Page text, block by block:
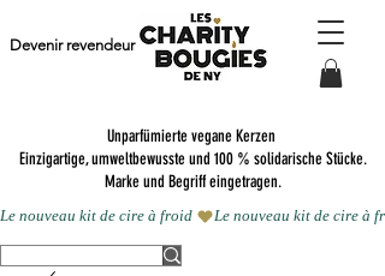
Unparfümierte vegane Kerzen
Einzigartige, umweltbewusste und 100 % solidarische Stücke.
Marke und Begriff eingetragen.
Devenir revendeur
Le nouveau kit de cire à froid